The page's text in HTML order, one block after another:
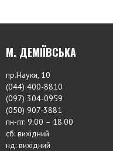
М. ДЕМІЇВСЬКА
пр.Науки, 10
(044) 400-8810
(097) 304-0959
(050) 907-3881
пн-пт: 9.00 – 18.00
сб: вихідний
нд: вихідний